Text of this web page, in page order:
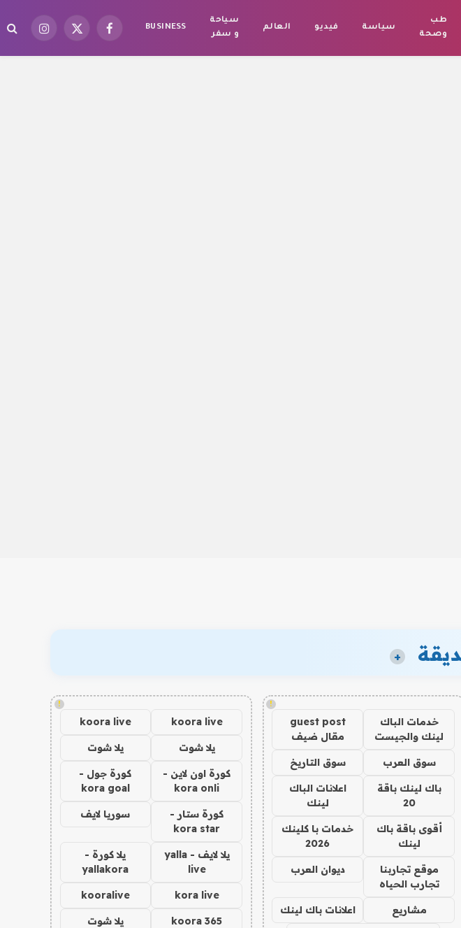
طب
وصحة
سياسة فيديو العالم
سياحة
و سفر
BUSINESS فيسبوكX
الانستغرام
+
!
خدمات الباك
لينك والجيست
guest post
مقال ضيف
سوق العرب سوق التاريخ
باك لينك باقة
20
اعلانات الباك
لينك
أقوى باقة باك
لينك
خدمات با كلينك
2026
موقع تجاربنا
تجارب الحياه
ديوان العرب
مشاريع اعلانات باك لينك
!
koora live
koora live
يلا شوت يلا شوت
كورة اون لاين -
kora onli
كورة جول -
kora goal
كورة ستار -
kora star
سوريا لايف
يلا لايف - yalla
live
يلا كورة -
yallakora
kora live
kooralive
koora 365 يلا شوت